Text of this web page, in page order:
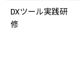
DXツール実践研
修